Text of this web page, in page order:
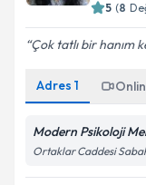
5 (8
Çok tatlı bir hanım
Adres 1
Modern Psikoloji
Ortaklar Caddesi